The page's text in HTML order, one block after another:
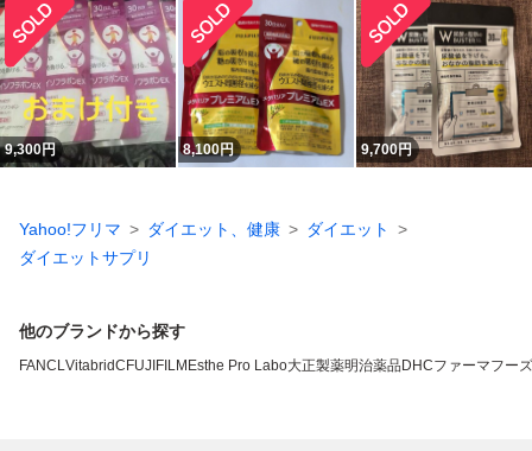
9,300円 8,100円 9,700円
Yahoo!フリマ ダイエット、健康
ダイエット
ダイエットサプリ
他のブランドから探す
FANCLVitabridC FUJIFILM Esthe Pro Labo大正製薬明治薬品DHCファーマフーズ